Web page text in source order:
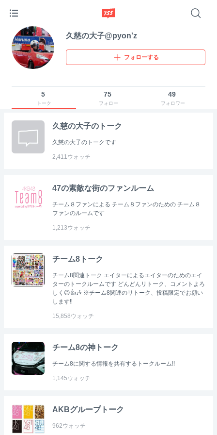
久慈の大子@pyon'z
フォローする
5
トーク
75
フォロー
49
フォロワー
久慈の大子のトーク
久慈の大子のトークです
2,411ウォッチ
47の素敵な街のファンルーム
チーム８ファンによる チーム８ファンのための チーム８
ファンのルームです
1,213ウォッチ
チーム8トーク
チーム8関連トーク エイターによるエイターのためのエイ
ターのトークルームです どんどんリトーク、コメントよろ
しく😉👍🎶 ※チーム8関連のリトーク、投稿限定でお願い
します‼
15,858ウォッチ
チーム8の神トーク
チーム8に関する情報を共有するトークルーム!!
1,145ウォッチ
AKBグループトーク
962ウォッチ